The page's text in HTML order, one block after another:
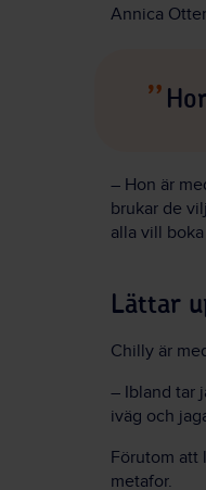
Annica
– Hon är
brukar de
alla vill
Lättar
Chilly är
– Ibland tar
iväg och
Förutom att
metafor.